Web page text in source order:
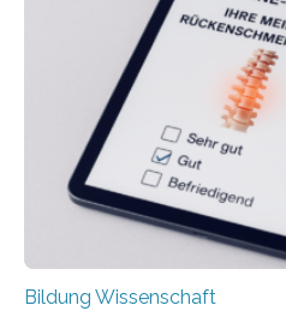
Euro und damit etwa 30
Ergebnis kommt eine neue
mit der Universität Tilburg.
Jahren erstmals…
Bildung Wissenschaft